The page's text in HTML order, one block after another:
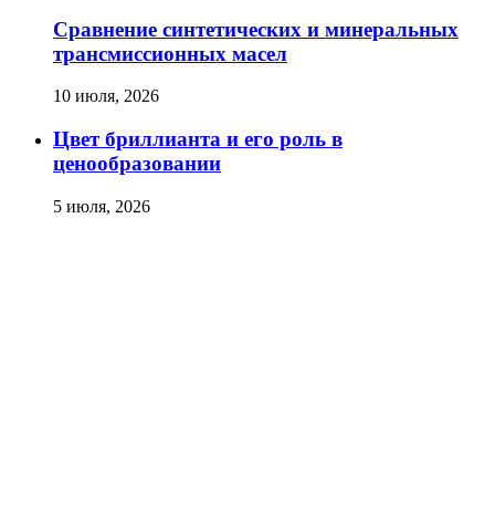
Сравнение синтетических и минеральных
трансмиссионных масел
10 июля, 2026
Цвет бриллианта и его роль в
ценообразовании
5 июля, 2026